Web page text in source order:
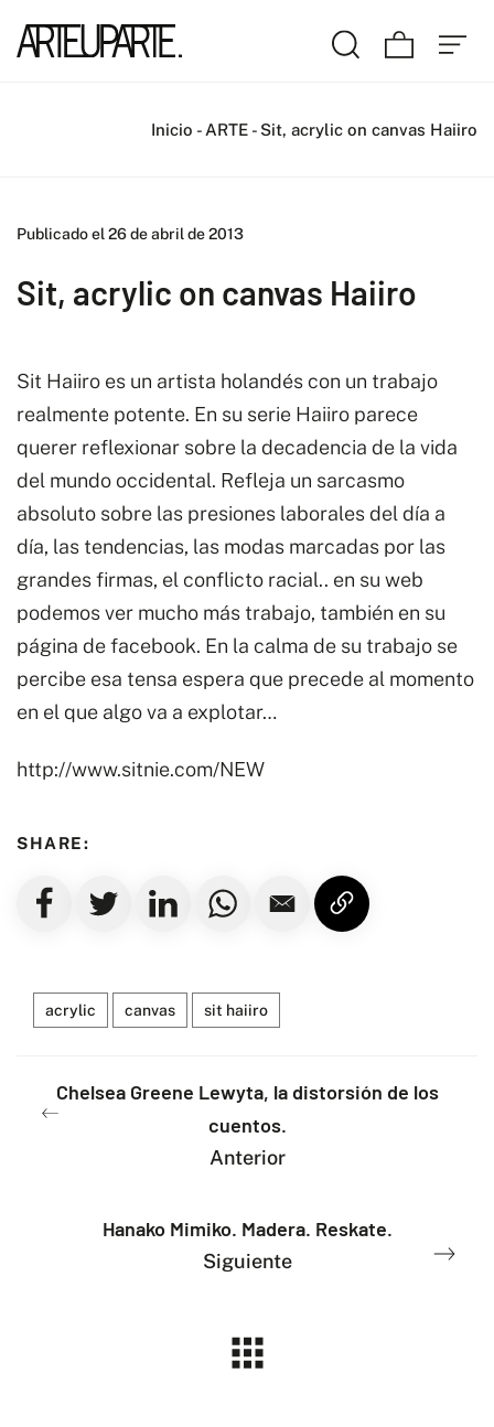
Inicio - ARTE - Sit, acrylic on canvas Haiiro
Publicado el 26 de abril de 2013
Sit, acrylic on canvas Haiiro
Sit Haiiro es un artista holandés con un trabajo
realmente potente. En su serie Haiiro parece
querer reflexionar sobre la decadencia de la vida
del mundo occidental. Refleja un sarcasmo
absoluto sobre las presiones laborales del día a
día, las tendencias, las modas marcadas por las
grandes firmas, el conflicto racial.. en su web
podemos ver mucho más trabajo, también en su
página de facebook. En la calma de su trabajo se
percibe esa tensa espera que precede al momento
en el que algo va a explotar…
http://www.sitnie.com/NEW
SHARE:
acrylic canvas sit haiiro
Chelsea Greene Lewyta, la distorsión de los
cuentos.
Anterior
Hanako Mimiko. Madera. Reskate.
Siguiente